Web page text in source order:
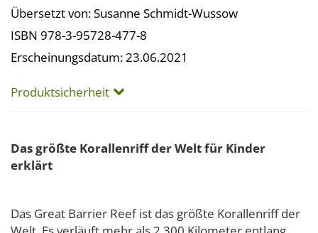
Übersetzt von: Susanne Schmidt-Wussow
ISBN 978-3-95728-477-8
Erscheinungsdatum: 23.06.2021
Produktsicherheit
Das größte Korallenriff der Welt für Kinder
erklärt
Das Great Barrier Reef ist das größte Korallenriff der